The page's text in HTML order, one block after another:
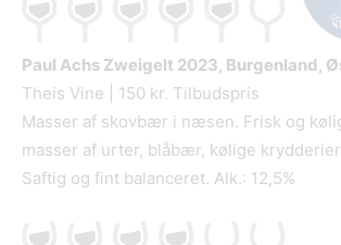
Paul Achs Zweigelt 2023, Burgenland,
Theis Vine | 150 kr. Tilbudspris
Masser af skovbær i næsen. Frisk og
masser af urter, blåbær, kølige
Saftig og fint balanceret. Alk.: 12,5%